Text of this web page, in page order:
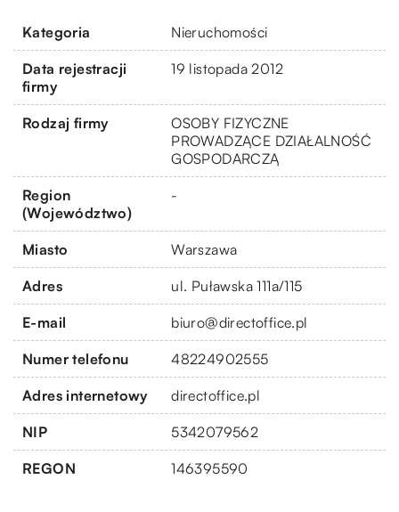
Kategoria Nieruchomości
Data rejestracji
firmy
19 listopada 2012
Rodzaj firmy
OSOBY FIZYCZNE
PROWADZĄCE DZIAŁALNOŚĆ
GOSPODARCZĄ
Region
(Województwo)
-
Miasto Warszawa
Adres ul. Puławska 111a/115
E-mail biuro@directoffice.pl
Numer telefonu 48224902555
Adres internetowy directoffice.pl
NIP 5342079562
REGON 146395590